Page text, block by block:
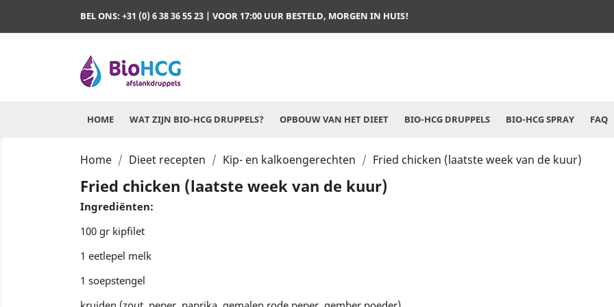
BEL ONS: +31 (0) 6 38 36 55 23 | VOOR 17:00 UUR BESTELD, MORGEN IN HUIS!
HOME WAT ZIJN BIO-HCG DRUPPELS? OPBOUW VAN HET DIEET BIO-HCG DRUPPELS BIO-HCG SPRAY FAQ
Home Dieet recepten Kip- en kalkoengerechten Fried chicken (laatste week van de kuur)
Fried chicken (laatste week van de kuur)
Ingrediënten:
100 gr kipfilet
1 eetlepel melk
1 soepstengel